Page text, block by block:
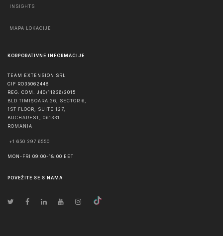
INSIGHTS
MAPA LOKACIJE
KORPORATIVNE INFORMACIJE
TEAM EXTENSION SRL
CIF RO35062448
REG. COM. J40/11836/2015
BLD TIMIȘOARA 26, SECTOR 6,
1ST FLOOR, SUITE 127,
BUCHAREST, 061331
ROMANIA
+1 650 297 6550
MON-FRI 09:00-18:00 EET
POVEŽITE SE S NAMA